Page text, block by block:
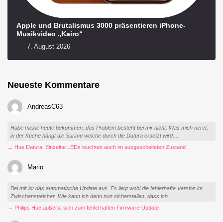
Apple und Brutalismus 3000 präsentieren iPhone-
Musikvideo „Kairo“
7. August 2026
Neueste Kommentare
AndreasC63
Habe meine heute bekommen, das Problem besteht bei mir nicht. Was mich nervt,
in der Küche hängt die Surimu welche durch die Datura ersetzt wird....
→ Hue Datura: Einzelne LEDs leuchten auch im ausgeschalteten Zustand
Mario
Bei mir ist das automatische Update aus. Es liegt wohl die fehlerhafte Version im
Zwischenspeicher. Wie kann ich denn nun sicherstellen, dass ich...
→ Philips Hue äußerst sich zum fehlerhaften Firmware-Update